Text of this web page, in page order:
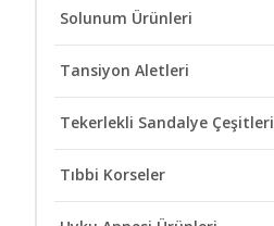
Solunum Ürünleri
Tansiyon Aletleri
Tekerlekli Sandalye Çeşitleri
Tıbbi Korseler